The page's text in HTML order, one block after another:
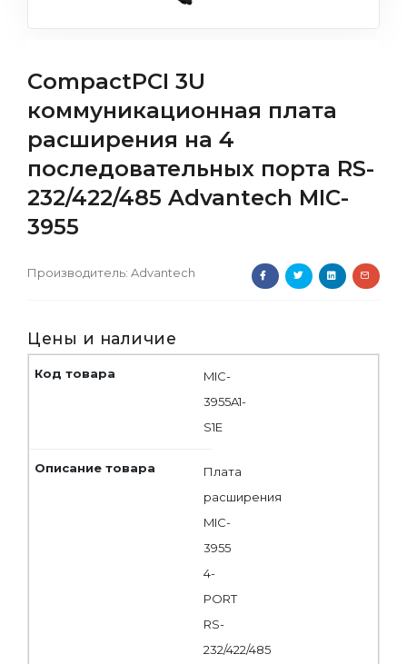
CompactPCI 3U
коммуникационная плата
расширения на 4
последовательных порта RS-
232/422/485 Advantech MIC-
3955
Производитель: Advantech
Цены и наличие
MIC-
3955A1-
S1E
Плата
расширения
MIC-
3955
4-
PORT
RS-
232/422/485